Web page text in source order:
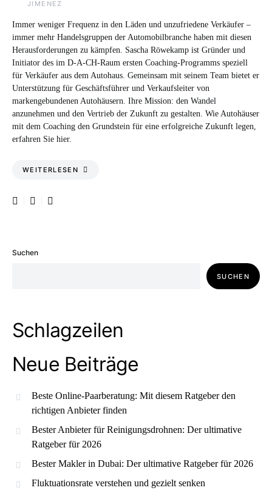
Immer weniger Frequenz in den Läden und unzufriedene Verkäufer –
immer mehr Handelsgruppen der Automobilbranche haben mit diesen
Herausforderungen zu kämpfen. Sascha Röwekamp ist Gründer und
Initiator des im D-A-CH-Raum ersten Coaching-Programms speziell
für Verkäufer aus dem Autohaus. Gemeinsam mit seinem Team bietet er
Unterstützung für Geschäftsführer und Verkaufsleiter von
markengebundenen Autohäusern. Ihre Mission: den Wandel
anzunehmen und den Vertrieb der Zukunft zu gestalten. Wie Autohäuser
mit dem Coaching den Grundstein für eine erfolgreiche Zukunft legen,
erfahren Sie hier.
WEITERLESEN
Suchen
SUCHEN
Schlagzeilen
Neue Beiträge
Beste Online-Paarberatung: Mit diesem Ratgeber den
richtigen Anbieter finden
Bester Anbieter für Reinigungsdrohnen: Der ultimative
Ratgeber für 2026
Bester Makler in Dubai: Der ultimative Ratgeber für 2026
Fluktuationsrate verstehen und gezielt senken